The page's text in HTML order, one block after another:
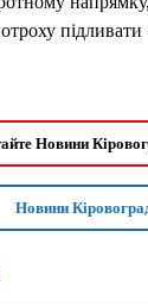
Новини
Новини